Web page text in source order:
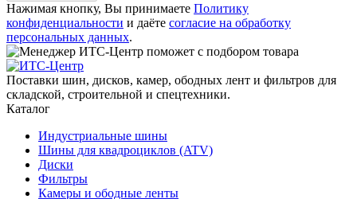
Нажимая кнопку, Вы принимаете Политику
конфиденциальности и даёте согласие на обработку
персональных данных.
Поставки шин, дисков, камер, ободных лент и фильтров для
складской, строительной и спецтехники.
Каталог
Индустриальные шины
Шины для квадроциклов (ATV)
Диски
Фильтры
Камеры и ободные ленты